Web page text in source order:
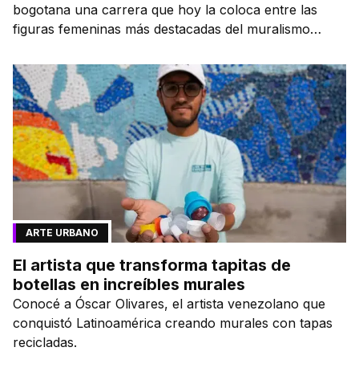
bogotana una carrera que hoy la coloca entre las
figuras femeninas más destacadas del muralismo
ARTE URBANO
El artista que transforma tapitas de
botellas en increíbles murales
Conocé a Óscar Olivares, el artista venezolano que
conquistó Latinoamérica creando murales con tapas
recicladas.